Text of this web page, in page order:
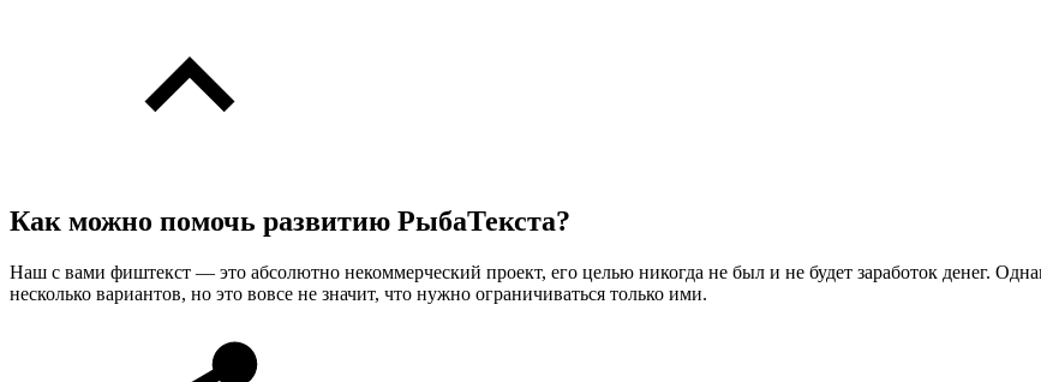
Как можно помочь развитию РыбаТекста?
Наш с вами фиштекст — это абсолютно некоммерческий проект, его целью никогда не был и не будет заработок денег.
несколько вариантов, но это вовсе не значит, что нужно ограничиваться только ими.